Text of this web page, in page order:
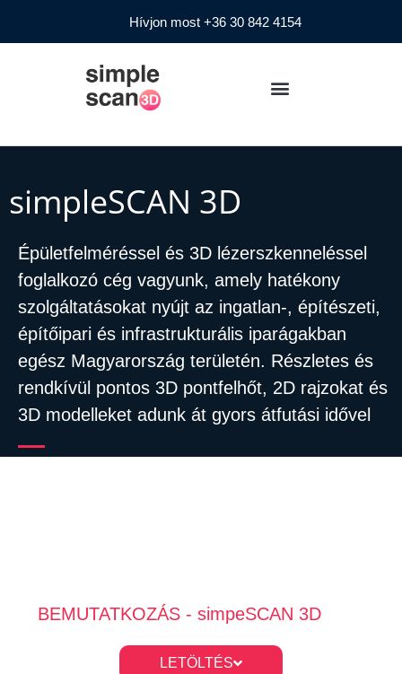
Hívjon most +36 30 842 4154
simpleSCAN 3D
Épületfelméréssel és 3D lézerszkenneléssel
foglalkozó cég vagyunk, amely hatékony
szolgáltatásokat nyújt az ingatlan-, építészeti,
építőipari és infrastrukturális iparágakban
egész Magyarország területén. Részletes és
rendkívül pontos 3D pontfelhőt, 2D rajzokat és
3D modelleket adunk át gyors átfutási idővel
BEMUTATKOZÁS - simpeSCAN 3D
LETÖLTÉS